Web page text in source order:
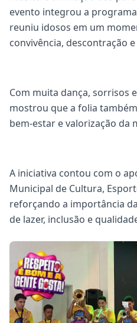
evento integrou a
reuniu idosos em um
convivência, descontração
Com muita dança, sorrisos
mostrou que a folia
bem-estar e valorização da
A iniciativa contou com o
Municipal de Cultura,
reforçando a importância
de lazer, inclusão e